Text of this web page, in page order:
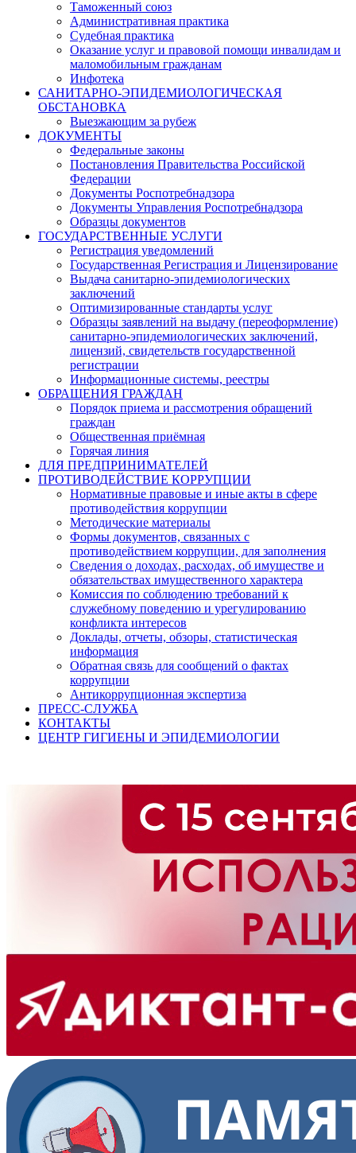
Таможенный союз
Административная практика
Судебная практика
Оказание услуг и правовой помощи инвалидам и
маломобильным гражданам
Инфотека
САНИТАРНО-ЭПИДЕМИОЛОГИЧЕСКАЯ
ОБСТАНОВКА
Выезжающим за рубеж
ДОКУМЕНТЫ
Федеральные законы
Постановления Правительства Российской
Федерации
Документы Роспотребнадзора
Документы Управления Роспотребнадзора
Образцы документов
ГОСУДАРСТВЕННЫЕ УСЛУГИ
Регистрация уведомлений
Государственная Регистрация и Лицензирование
Выдача санитарно-эпидемиологических
заключений
Оптимизированные стандарты услуг
Образцы заявлений на выдачу (переоформление)
санитарно-эпидемиологических заключений,
лицензий, свидетельств государственной
регистрации
Информационные системы, реестры
ОБРАЩЕНИЯ ГРАЖДАН
Порядок приема и рассмотрения обращений
граждан
Общественная приёмная
Горячая линия
ДЛЯ ПРЕДПРИНИМАТЕЛЕЙ
ПРОТИВОДЕЙСТВИЕ КОРРУПЦИИ
Нормативные правовые и иные акты в сфере
противодействия коррупции
Методические материалы
Формы документов, связанных с
противодействием коррупции, для заполнения
Сведения о доходах, расходах, об имуществе и
обязательствах имущественного характера
Комиссия по соблюдению требований к
служебному поведению и урегулированию
конфликта интересов
Доклады, отчеты, обзоры, статистическая
информация
Обратная связь для сообщений о фактах
коррупции
Антикоррупционная экспертиза
ПРЕСС-СЛУЖБА
КОНТАКТЫ
ЦЕНТР ГИГИЕНЫ И ЭПИДЕМИОЛОГИИ